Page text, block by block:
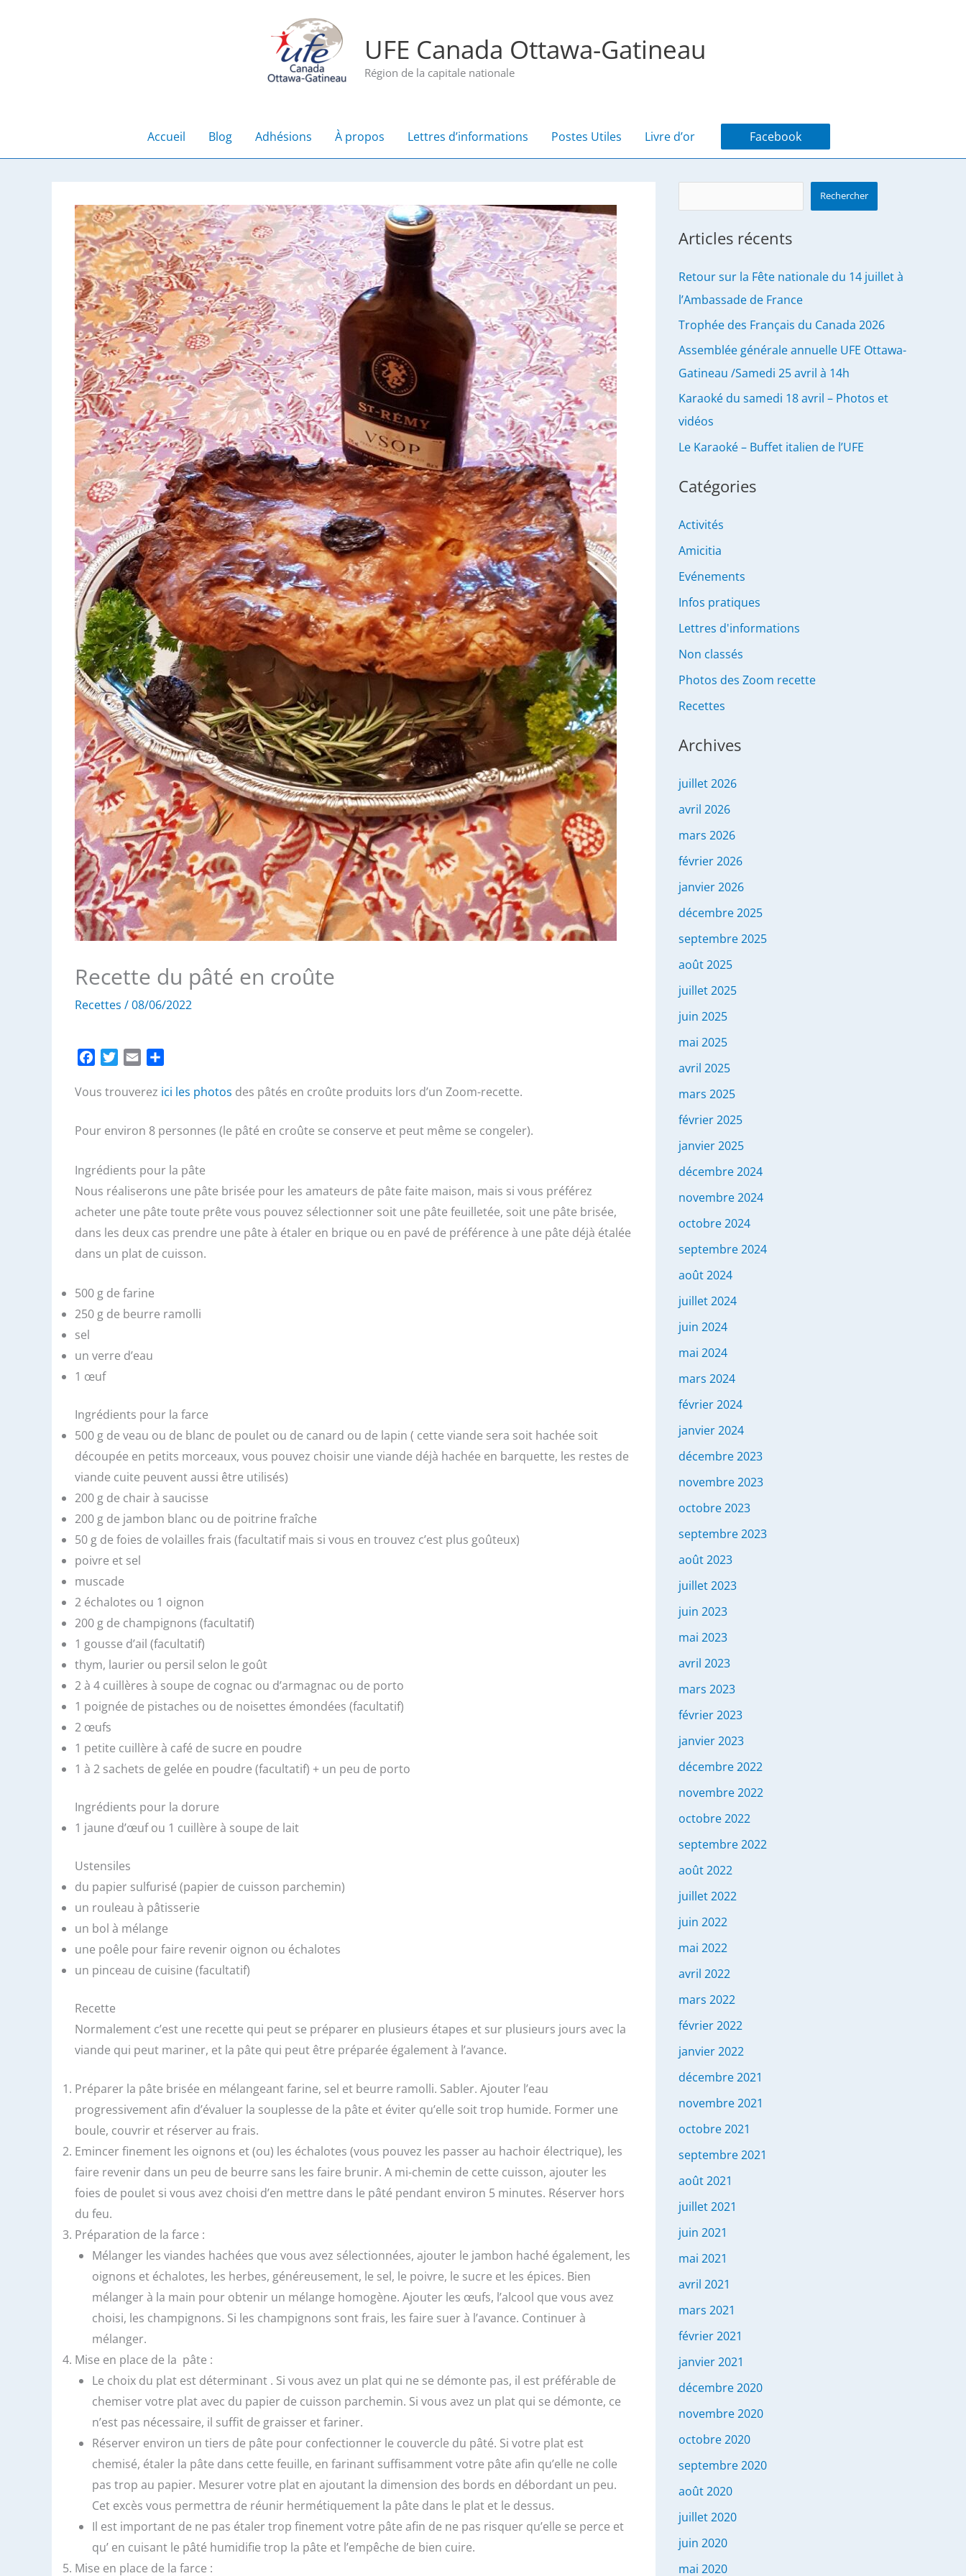
UFE Canada Ottawa-Gatineau
Région de la capitale nationale
Accueil Blog Adhésions À propos Lettres d’informations Postes Utiles Livre d’or Facebook
Recette du pâté en croûte
Recettes /08/06/2022
c
b
k
i
t
a
l
r
a
Vous trouverez ici les photos des pâtés en croûte produits lors d’un Zoom-recette.
Pour environ 8 personnes (le pâté en croûte se conserve et peut même se congeler).
Ingrédients pour la pâte
Nous réaliserons une pâte brisée pour les amateurs de pâte faite maison, mais si vous préférez
acheter une pâte toute prête vous pouvez sélectionner soit une pâte feuilletée, soit une pâte brisée,
dans les deux cas prendre une pâte à étaler en brique ou en pavé de préférence à une pâte déjà étalée
dans un plat de cuisson.
500 g de farine
250 g de beurre ramolli
sel
un verre d’eau
1 œuf
Ingrédients pour la farce
500 g de veau ou de blanc de poulet ou de canard ou de lapin ( cette viande sera soit hachée soit
découpée en petits morceaux, vous pouvez choisir une viande déjà hachée en barquette, les restes de
viande cuite peuvent aussi être utilisés)
200 g de chair à saucisse
200 g de jambon blanc ou de poitrine fraîche
50 g de foies de volailles frais (facultatif mais si vous en trouvez c’est plus goûteux)
poivre et sel
muscade
2 échalotes ou 1 oignon
200 g de champignons (facultatif)
1 gousse d’ail (facultatif)
thym, laurier ou persil selon le goût
2 à 4 cuillères à soupe de cognac ou d’armagnac ou de porto
1 poignée de pistaches ou de noisettes émondées (facultatif)
2 œufs
1 petite cuillère à café de sucre en poudre
1 à 2 sachets de gelée en poudre (facultatif) + un peu de porto
Ingrédients pour la dorure
1 jaune d’œuf ou 1 cuillère à soupe de lait
Ustensiles
du papier sulfurisé (papier de cuisson parchemin)
un rouleau à pâtisserie
un bol à mélange
une poêle pour faire revenir oignon ou échalotes
un pinceau de cuisine (facultatif)
Recette
Normalement c’est une recette qui peut se préparer en plusieurs étapes et sur plusieurs jours avec la
viande qui peut mariner, et la pâte qui peut être préparée également à l’avance.
Préparer la pâte brisée en mélangeant farine, sel et beurre ramolli. Sabler. Ajouter l’eau
progressivement afin d’évaluer la souplesse de la pâte et éviter qu’elle soit trop humide. Former une
boule, couvrir et réserver au frais.
Emincer finement les oignons et (ou) les échalotes (vous pouvez les passer au hachoir électrique), les
faire revenir dans un peu de beurre sans les faire brunir. A mi-chemin de cette cuisson, ajouter les
foies de poulet si vous avez choisi d’en mettre dans le pâté pendant environ 5 minutes. Réserver hors
du feu.
Préparation de la farce :
Mélanger les viandes hachées que vous avez sélectionnées, ajouter le jambon haché également, les
oignons et échalotes, les herbes, généreusement, le sel, le poivre, le sucre et les épices. Bien
mélanger à la main pour obtenir un mélange homogène. Ajouter les œufs, l’alcool que vous avez
choisi, les champignons. Si les champignons sont frais, les faire suer à l’avance. Continuer à
mélanger.
Mise en place de la pâte :
Le choix du plat est déterminant . Si vous avez un plat qui ne se démonte pas, il est préférable de
chemiser votre plat avec du papier de cuisson parchemin. Si vous avez un plat qui se démonte, ce
n’est pas nécessaire, il suffit de graisser et fariner.
Réserver environ un tiers de pâte pour confectionner le couvercle du pâté. Si votre plat est
chemisé, étaler la pâte dans cette feuille, en farinant suffisamment votre pâte afin qu’elle ne colle
pas trop au papier. Mesurer votre plat en ajoutant la dimension des bords en débordant un peu.
Cet excès vous permettra de réunir hermétiquement la pâte dans le plat et le dessus.
Il est important de ne pas étaler trop finement votre pâte afin de ne pas risquer qu’elle se perce et
qu’ en cuisant le pâté humidifie trop la pâte et l’empêche de bien cuire.
Mise en place de la farce :
Rechercher
Articles récents
Retour sur la Fête nationale du 14 juillet à
l’Ambassade de France
Trophée des Français du Canada 2026
Assemblée générale annuelle UFE Ottawa-
Gatineau /Samedi 25 avril à 14h
Karaoké du samedi 18 avril – Photos et
vidéos
Le Karaoké – Buffet italien de l’UFE
Catégories
Activités
Amicitia
Evénements
Infos pratiques
Lettres d'informations
Non classés
Photos des Zoom recette
Recettes
Archives
juillet 2026
avril 2026
mars 2026
février 2026
janvier 2026
décembre 2025
septembre 2025
août 2025
juillet 2025
juin 2025
mai 2025
avril 2025
mars 2025
février 2025
janvier 2025
décembre 2024
novembre 2024
octobre 2024
septembre 2024
août 2024
juillet 2024
juin 2024
mai 2024
mars 2024
février 2024
janvier 2024
décembre 2023
novembre 2023
octobre 2023
septembre 2023
août 2023
juillet 2023
juin 2023
mai 2023
avril 2023
mars 2023
février 2023
janvier 2023
décembre 2022
novembre 2022
octobre 2022
septembre 2022
août 2022
juillet 2022
juin 2022
mai 2022
avril 2022
mars 2022
février 2022
janvier 2022
décembre 2021
novembre 2021
octobre 2021
septembre 2021
août 2021
juillet 2021
juin 2021
mai 2021
avril 2021
mars 2021
février 2021
janvier 2021
décembre 2020
novembre 2020
octobre 2020
septembre 2020
août 2020
juillet 2020
juin 2020
mai 2020